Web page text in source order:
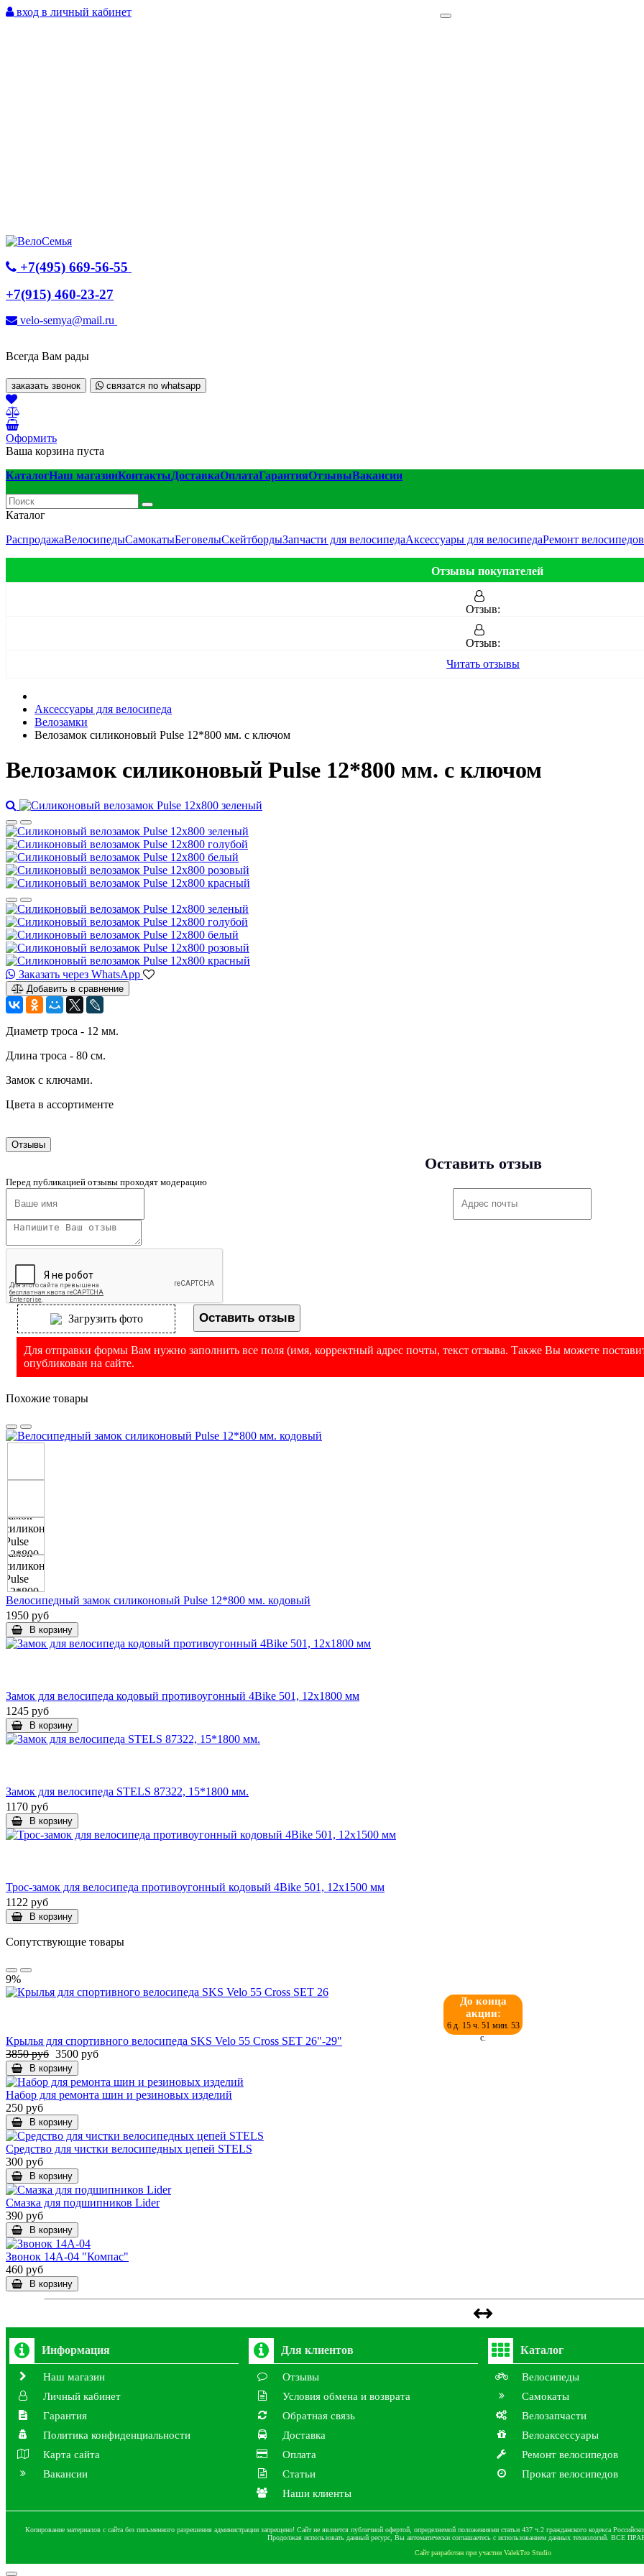
вход в личный кабинет
+7(495) 669-56-55
+7(915) 460-23-27
velo-semya@mail.ru
Всегда Вам рады
заказать звонок связатся по whatsapp
Оформить
Ваша корзина пуста
КаталогНаш магазинКонтактыДоставкаОплатаГарантияОтзывыВакансии
Каталог
РаспродажаВелосипедыСамокатыБеговелыСкейтбордыЗапчасти для велосипедаАксессуары для велосипедаРемонт велосипедов
Отзывы покупателей
Отзыв:
Отзыв:
Читать отзывы
Аксессуары для велосипеда
Велозамки
Велозамок силиконовый Pulse 12*800 мм. с ключом
Велозамок силиконовый Pulse 12*800 мм. с ключом
Заказать через WhatsApp
Добавить в сравнение
Диаметр троса - 12 мм.
Длина троса - 80 см.
Замок с ключами.
Цвета в ассортименте
Отзывы
Оставить отзыв
Перед публикацией отзывы проходят модерацию
Загрузить фото Оставить отзыв
Для отправки формы Вам нужно заполнить все поля (имя, корректный адрес почты, текст отзыва. Также Вы можете
опубликован на сайте.
Похожие товары
Велосипедный замок силиконовый Pulse 12*800 мм. кодовый
1950 руб
В корзину
Замок для велосипеда кодовый противоугонный 4Bike 501, 12x1800 мм
1245 руб
В корзину
Замок для велосипеда STELS 87322, 15*1800 мм.
1170 руб
В корзину
Трос-замок для велосипеда противоугонный кодовый 4Bike 501, 12x1500 мм
1122 руб
В корзину
Сопутствующие товары
9%
До конца
акции:
6 д. 15 ч. 51 мин. 52
с.
Крылья для спортивного велосипеда SKS Velo 55 Cross SET 26"-29"
3850 руб 3500 руб
В корзину
Набор для ремонта шин и резиновых изделий
250 руб
В корзину
Средство для чистки велосипедных цепей STELS
300 руб
В корзину
Смазка для подшипников Lider
390 руб
В корзину
Звонок 14A-04 "Компас"
460 руб
В корзину
Информация
Наш магазин
Личный кабинет
Гарантия
Политика конфиденциальности
Карта сайта
Вакансии
Для клиентов
Отзывы
Условия обмена и возврата
Обратная связь
Доставка
Оплата
Статьи
Наши клиенты
Каталог
Велосипеды
Самокаты
Велозапчасти
Велоаксессуары
Ремонт велосипедов
Прокат велосипедов
Копирование материалов с сайта без письменного разрешения администрации запрещено! Сайт не является публичной офертой, определяемой положениями статьи 437 ч.2 гражданского кодекса
Продолжая использовать данный ресурс, Вы автоматически соглашаетесь с использованием данных технологий.
Сайт разработан при участии ValekTro Studio